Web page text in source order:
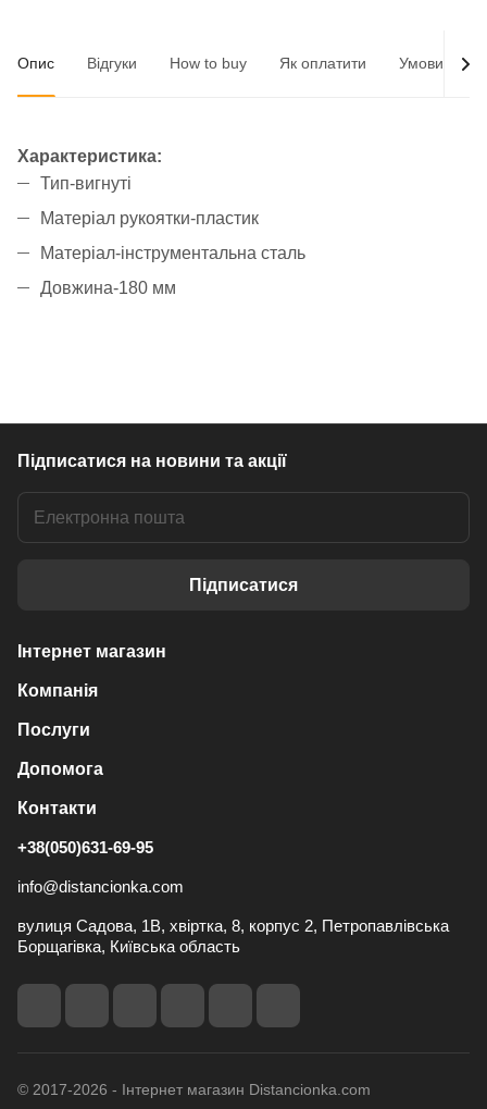
Опис Відгуки How to buy Як оплатити Умови
Характеристика:
Тип-вигнуті
Матеріал рукоятки-пластик
Матеріал-інструментальна сталь
Довжина-180 мм
Підписатися на новини та акції
Підписатися
Інтернет магазин
Компанія
Послуги
Допомога
Контакти
+38(050)631-69-95
info@distancionka.com
вулиця Садова, 1В, хвіртка, 8, корпус 2, Петропавлівська
Борщагівка, Київська область
© 2017-2026 - Інтернет магазин Distancionka.com